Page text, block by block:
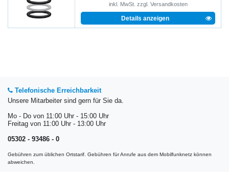
inkl. MwSt. zzgl. Versandkosten
Details anzeigen
Telefonische Erreichbarkeit
Unsere Mitarbeiter sind gern für Sie da.
Mo - Do von 11:00 Uhr - 15:00 Uhr
Freitag von 11:00 Uhr - 13:00 Uhr
05302 - 93486 - 0
Gebühren zum üblichen Ortstarif. Gebühren für Anrufe aus dem Mobilfunknetz können
abweichen.